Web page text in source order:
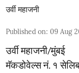
उर्वी महाजनी
Published on: 09 Aug
उर्वी महाजनी/मुंबई
मॅकडोवेल्स नं. १